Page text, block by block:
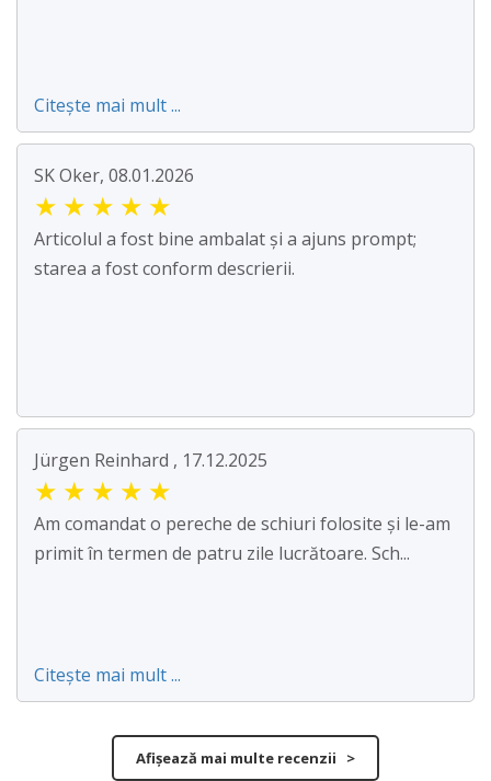
Citește mai mult ...
SK Oker, 08.01.2026
★ ★ ★ ★ ★
Articolul a fost bine ambalat și a ajuns prompt;
starea a fost conform descrierii.
Jürgen Reinhard , 17.12.2025
★ ★ ★ ★ ★
Am comandat o pereche de schiuri folosite și le-am
primit în termen de patru zile lucrătoare. Sch...
Citește mai mult ...
Afișează mai multe recenzii >